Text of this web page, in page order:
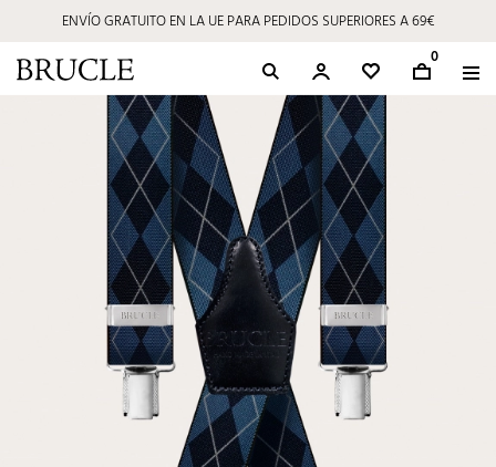
ENVÍO GRATUITO EN LA UE PARA PEDIDOS SUPERIORES A 69€
0